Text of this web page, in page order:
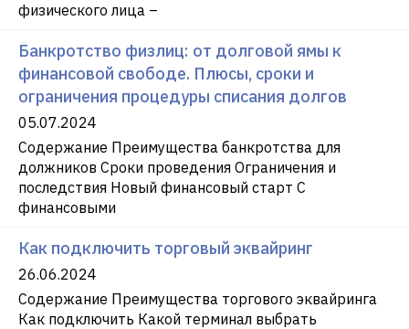
физического лица –
Банкротство физлиц: от долговой ямы к
финансовой свободе. Плюсы, сроки и
ограничения процедуры списания долгов
05.07.2024
Содержание Преимущества банкротства для
должников Сроки проведения Ограничения и
последствия Новый финансовый старт С
финансовыми
Как подключить торговый эквайринг
26.06.2024
Содержание Преимущества торгового эквайринга
Как подключить Какой терминал выбрать